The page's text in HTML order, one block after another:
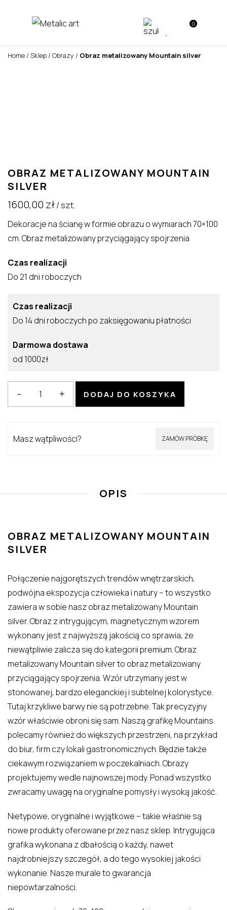
0
Home / Sklep / Obrazy / Obraz metalizowany Mountain silver
OBRAZ METALIZOWANY MOUNTAIN
SILVER
1600,00 zł/ szt.
Dekoracje na ścianę w formie obrazu o wymiarach 70×100
cm. Obraz metalizowany przyciągający spojrzenia
Czas realizacji
Do 21 dni roboczych
Czas realizacji
Do 14 dni roboczych po zaksięgowaniu płatności
Darmowa dostawa
od 1000zł
-
silver
+ DODAJ DO KOSZYKA
Masz wątpliwości? ZAMÓW PRÓBKĘ
OPIS
OBRAZ METALIZOWANY MOUNTAIN
SILVER
Połączenie najgorętszych trendów wnętrzarskich,
podwójna ekspozycja człowieka i natury – to wszystko
zawiera w sobie nasz obraz metalizowany Mountain
silver. Obraz z intrygującym, magnetycznym wzorem
wykonany jest z najwyższą jakością co sprawia, że
niewątpliwie zalicza się do kategorii premium. Obraz
metalizowany Mountain silver to obraz metalizowany
przyciągający spojrzenia. Wzór utrzymany jest w
stonowanej, bardzo eleganckiej i subtelnej kolorystyce.
Tutaj krzykliwe barwy nie są potrzebne. Tak precyzyjny
wzór właściwie obroni się sam. Naszą grafikę Mountains
polecamy również do większych przestrzeni, na przykład
do biur, firm czy lokali gastronomicznych. Będzie także
ciekawym rozwiązaniem w poczekalniach. Obrazy
projektujemy wedle najnowszej mody. Ponad wszystko
zwracamy uwagę na oryginalne pomysły i wysoką jakość.
Nietypowe, oryginalne i wyjątkowe – takie właśnie są
nowe produkty oferowane przez nasz sklep. Intrygująca
grafika wykonana z dbałością o każdy, nawet
najdrobniejszy szczegół, a do tego wysokiej jakości
wykonanie. Nasze murale to gwarancja
niepowtarzalności.